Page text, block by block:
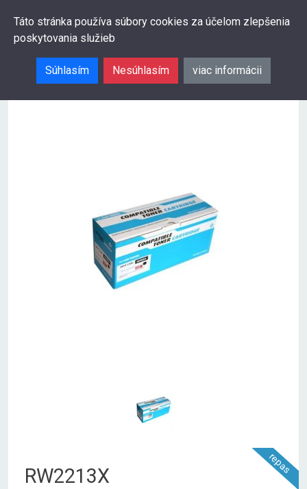
Táto stránka používa súbory cookies za účelom zlepšenia
poskytovania služieb
Súhlasím Nesúhlasím viac informácii
repas
RW2213X